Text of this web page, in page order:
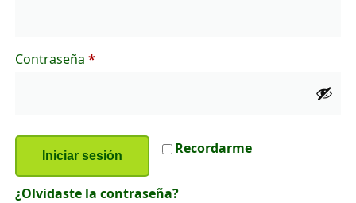
Contraseña *
Recordarme
Iniciar sesión
¿Olvidaste la contraseña?